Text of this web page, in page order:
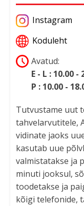
Instagram
Koduleht
Avatud:
E - L : 10.00 -
P : 10.00 -
Tutvustame uut
tahvelarvutitele,
vidinate jaoks
kasutab uue
valmistatakse ja
minuti jooksul,
toodetakse ja
kõigi telefonide,